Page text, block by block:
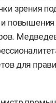
зрения
и
для